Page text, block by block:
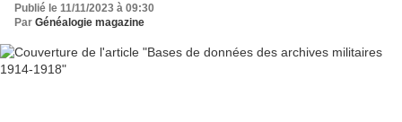
Publié le 11/11/2023 à 09:30
Par Généalogie magazine